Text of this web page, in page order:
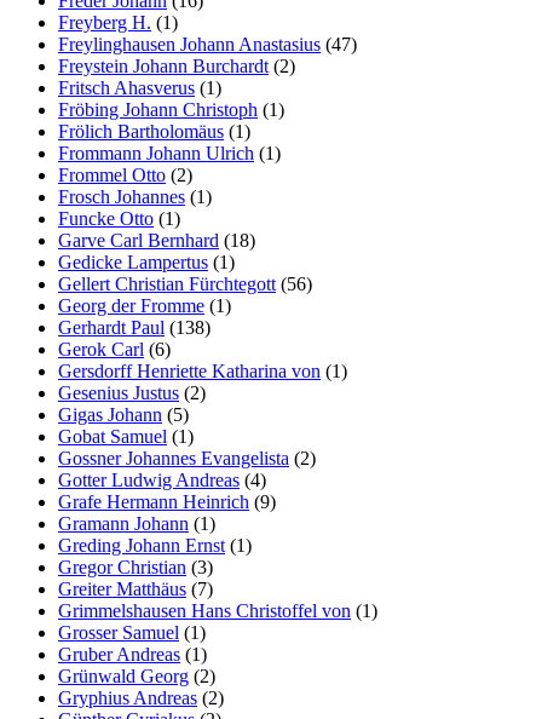
Freyberg H. (1)
Freylinghausen Johann Anastasius (47)
Freystein Johann Burchardt (2)
Fritsch Ahasverus (1)
Fröbing Johann Christoph (1)
Frölich Bartholomäus (1)
Frommann Johann Ulrich (1)
Frommel Otto (2)
Frosch Johannes (1)
Funcke Otto (1)
Garve Carl Bernhard (18)
Gedicke Lampertus (1)
Gellert Christian Fürchtegott (56)
Georg der Fromme (1)
Gerhardt Paul (138)
Gerok Carl (6)
Gersdorff Henriette Katharina von (1)
Gesenius Justus (2)
Gigas Johann (5)
Gobat Samuel (1)
Gossner Johannes Evangelista (2)
Gotter Ludwig Andreas (4)
Grafe Hermann Heinrich (9)
Gramann Johann (1)
Greding Johann Ernst (1)
Gregor Christian (3)
Greiter Matthäus (7)
Grimmelshausen Hans Christoffel von (1)
Grosser Samuel (1)
Gruber Andreas (1)
Grünwald Georg (2)
Gryphius Andreas (2)